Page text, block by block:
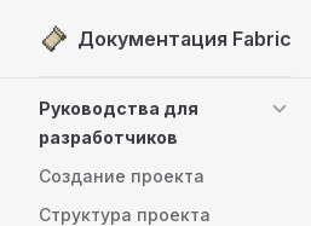
Перейти к содержимому
Документация Fabric
Руководства для
разработчиков
Создание проекта
Структура проекта